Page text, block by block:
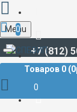
+7 (812)
Menu
0
Товаров 0
0